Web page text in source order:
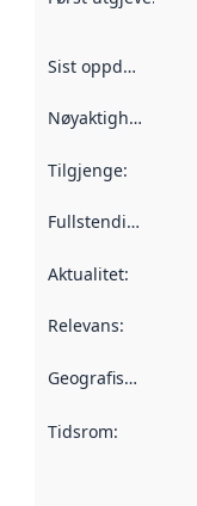
Sist oppdatert
Nøyaktigheit
Tilgjenge:
Fullstendigheit
Aktualitet:
Relevans:
Geografisk område
Tidsrom: